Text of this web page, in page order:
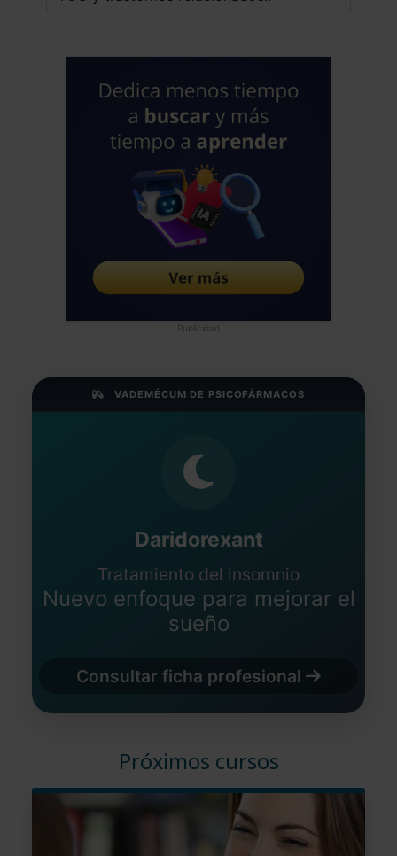
Publicidad
VADEMÉCUM DE PSICOFÁRMACOS
Daridorexant
Tratamiento del insomnio
Nuevo enfoque para mejorar el
sueño
Consultar ficha profesional
Próximos cursos